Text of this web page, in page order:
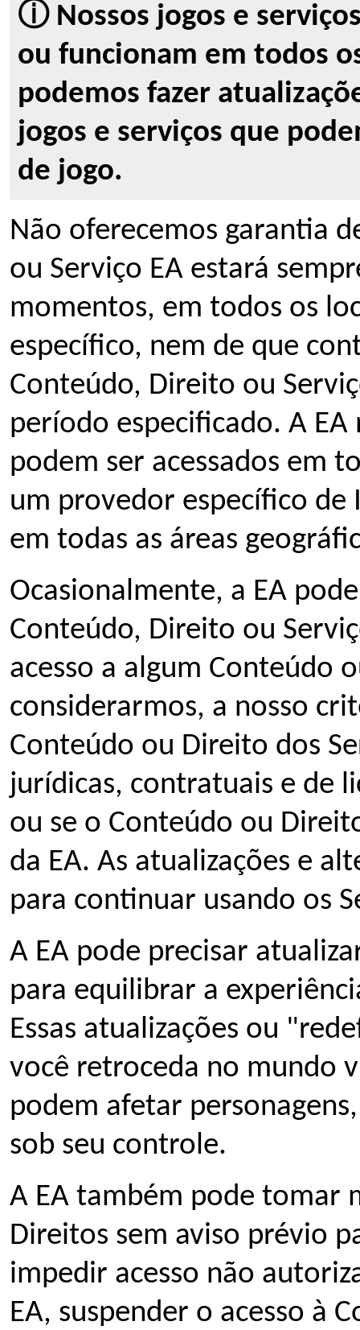
ⓘ Nossos jogos e
ou funcionam em todos
podemos fazer
jogos e serviços que
de jogo.
Não oferecemos garantia
ou Serviço EA estará
momentos, em todos os
específico, nem de que
Conteúdo, Direito ou
período especificado. A EA
podem ser acessados em
um provedor específico
em todas as áreas
Ocasionalmente, a EA
Conteúdo, Direito ou
acesso a algum Conteúdo
considerarmos, a nosso
Conteúdo ou Direito dos
jurídicas, contratuais e de
ou se o Conteúdo ou
da EA. As atualizações e
para continuar usando os
A EA pode precisar
para equilibrar a
Essas atualizações ou
você retroceda no mundo
podem afetar
sob seu controle.
A EA também pode tomar
Direitos sem aviso prévio
impedir acesso não
EA, suspender o acesso à